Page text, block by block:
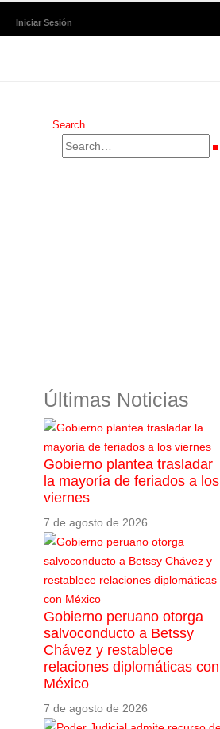
Iniciar Sesión
Search
Últimas Noticias
Gobierno plantea trasladar
la mayoría de feriados a los
viernes
7 de agosto de 2026
Gobierno peruano otorga
salvoconducto a Betssy
Chávez y restablece
relaciones diplomáticas con
México
7 de agosto de 2026